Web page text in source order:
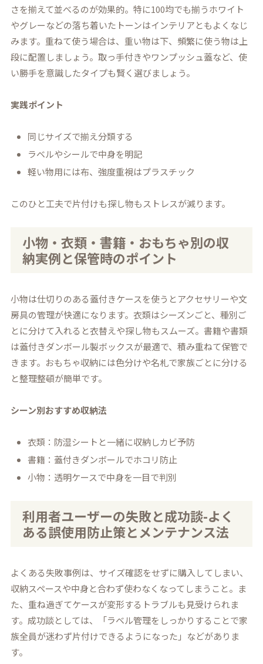
さを揃えて並べるのが効果的。特に100均でも揃うホワイト
やグレーなどの落ち着いたトーンはインテリアともよくなじ
みます。重ねて使う場合は、重い物は下、頻繁に使う物は上
段に配置しましょう。取っ手付きやワンプッシュ蓋など、使
い勝手を意識したタイプも賢く選びましょう。
実践ポイント
同じサイズで揃え分類する
ラベルやシールで中身を明記
軽い物用には布、強度重視はプラスチック
このひと工夫で片付けも探し物もストレスが減ります。
小物・衣類・書籍・おもちゃ別の収
納実例と保管時のポイント
小物は仕切りのある蓋付きケースを使うとアクセサリーや文
房具の管理が快適になります。衣類はシーズンごと、種別ご
とに分けて入れると衣替えや探し物もスムーズ。書籍や書類
は蓋付きダンボール製ボックスが最適で、積み重ねて保管で
きます。おもちゃ収納には色分けや名札で家族ごとに分ける
と整理整頓が簡単です。
シーン別おすすめ収納法
衣類：防湿シートと一緒に収納しカビ予防
書籍：蓋付きダンボールでホコリ防止
小物：透明ケースで中身を一目で判別
利用者ユーザーの失敗と成功談-よく
ある誤使用防止策とメンテナンス法
よくある失敗事例は、サイズ確認をせずに購入してしまい、
収納スペースや中身と合わず使わなくなってしまうこと。ま
た、重ね過ぎてケースが変形するトラブルも見受けられま
す。成功談としては、「ラベル管理をしっかりすることで家
族全員が迷わず片付けできるようになった」などがありま
す。